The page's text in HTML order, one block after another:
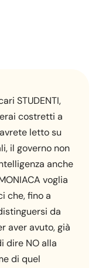
STUDENTI,
costretti a
letto su
il governo non
anche
voglia
che, fino a
da
aver avuto, già
dire NO alla
di quel